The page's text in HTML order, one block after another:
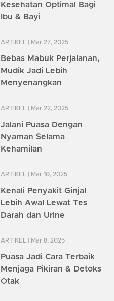
Kesehatan Optimal Bagi
Ibu & Bayi
ARTIKEL | Mar 27, 2025
Bebas Mabuk Perjalanan,
Mudik Jadi Lebih
Menyenangkan
ARTIKEL | Mar 22, 2025
Jalani Puasa Dengan
Nyaman Selama
Kehamilan
ARTIKEL | Mar 10, 2025
Kenali Penyakit Ginjal
Lebih Awal Lewat Tes
Darah dan Urine
ARTIKEL | Mar 8, 2025
Puasa Jadi Cara Terbaik
Menjaga Pikiran & Detoks
Otak